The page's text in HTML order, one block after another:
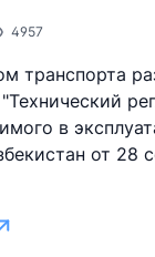
4957
транспорта
в
от 28